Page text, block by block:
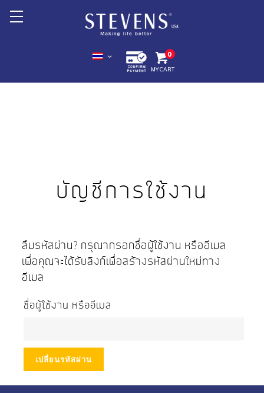
0
MY CART
บัญชีการใช้งาน
ลืมรหัสผ่าน? กรุณากรอกชื่อผู้ใช้งาน หรืออีเมล
เพื่อคุณจะได้รับลิงก์เพื่อสร้างรหัสผ่านใหม่ทาง
อีเมล
ชื่อผู้ใช้งาน หรืออีเมล
เปลี่ยนรหัสผ่าน
จุดจำหน่ายสินค้า